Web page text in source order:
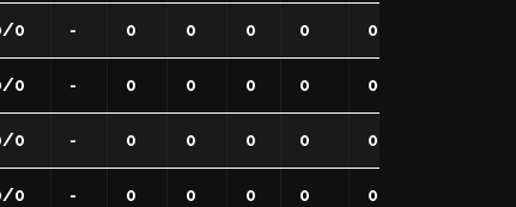
0 - 0 0 0 0 0
0 - 0 0 0 0 0
0 - 0 0 0 0 0
0 - 0 0 0 0 0